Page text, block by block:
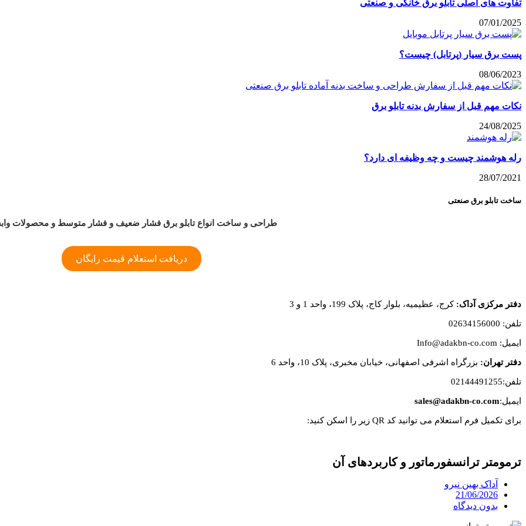
تفاوت های اصلی تابلو برق خانگی و صنعتی
07/01/2025
پست برق سیار (پرتابل) چیست؟
08/06/2023
نکات مهم قبل از سفارش بدنه تابلو برق
24/08/2025
رله هوشمند چیست و چه وظیفه ای دارد؟
28/07/2021
ساخت تابلو برق صنعتی
طراحی و ساخت انواع تابلو برق فشار ضعیف و فشار متوسط و محصولات
دریافت استعلام قیمت رایگان
دفتر مرکزی آداک: کرج، عظیمیه، بلوار کاج، پلاک 199، واحد 1 و 3
تلفن: 02634156000
ایمیل: Info@adakbn-co.com
دفتر تهران: بزرگراه اشرفی اصفهانی، خیابان مخبری، پلاک 10، واحد 6
تلفن:02144491255
ایمیل:sales@adakbn-co.com
برای تکمیل فرم استعلام می توانید کد QR زیر را اسکن کنید:
ترمومتر ترانسفورماتور و کاربردهای آن
آداک بهین نیرو
21/06/2026
بدون دیدگاه